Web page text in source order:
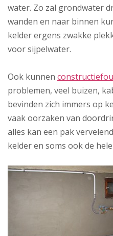
water. Zo zal grondwater
wanden en naar binnen
kelder ergens zwakke
voor sijpelwater.
Ook kunnen
problemen, veel buizen,
bevinden zich immers op
vaak oorzaken van
alles kan een pak
kelder en soms ook de